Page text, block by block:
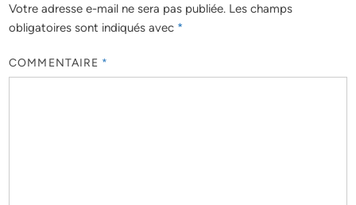
Votre adresse e-mail ne sera pas publiée. Les champs
obligatoires sont indiqués avec *
COMMENTAIRE *